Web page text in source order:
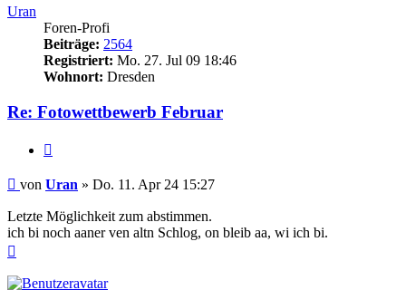
Uran
Foren-Profi
Beiträge: 2564
Registriert: Mo. 27. Jul 09 18:46
Wohnort: Dresden
Re: Fotowettbewerb Februar
Beitrag
von Uran » Do. 11. Apr 24 15:27
Letzte Möglichkeit zum abstimmen.
ich bi noch aaner ven altn Schlog, on bleib aa, wi ich bi.